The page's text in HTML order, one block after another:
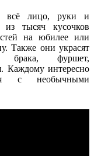
всё лицо, руки и
из тысяч кусочков
на юбилее или
Также они украсят
брака, фуршет,
Каждому интересно
с необычными